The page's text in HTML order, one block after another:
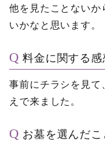
他を見たことない
いかなと思います。
料金に関する感
事前にチラシを見
えで来ました。
お墓を選んだ